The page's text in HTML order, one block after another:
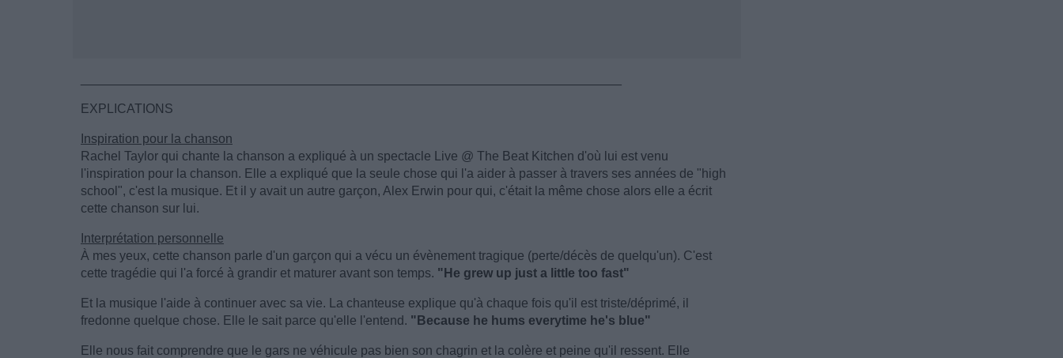
EXPLICATIONS
Inspiration pour la chanson
Rachel Taylor qui chante la chanson a expliqué à un spectacle Live @ The Beat Kitchen d'où lui est venu
l'inspiration pour la chanson. Elle a expliqué que la seule chose qui l'a aider à passer à travers ses années de "high
school", c'est la musique. Et il y avait un autre garçon, Alex Erwin pour qui, c'était la même chose alors elle a écrit
cette chanson sur lui.
Interprétation personnelle
À mes yeux, cette chanson parle d'un garçon qui a vécu un évènement tragique (perte/décès de quelqu'un). C'est
cette tragédie qui l'a forcé à grandir et maturer avant son temps. "He grew up just a little too fast"
Et la musique l'aide à continuer avec sa vie. La chanteuse explique qu'à chaque fois qu'il est triste/déprimé, il
fredonne quelque chose. Elle le sait parce qu'elle l'entend. "Because he hums everytime he's blue"
Elle nous fait comprendre que le gars ne véhicule pas bien son chagrin et la colère et peine qu'il ressent. Elle